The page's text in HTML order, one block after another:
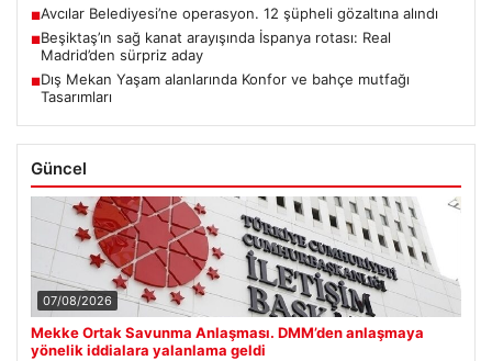
■Avcılar Belediyesi’ne operasyon. 12 şüpheli gözaltına alındı
■Beşiktaş’ın sağ kanat arayışında İspanya rotası: Real
Madrid’den sürpriz aday
■Dış Mekan Yaşam alanlarında Konfor ve bahçe mutfağı
Tasarımları
Güncel
07/08/2026
Mekke Ortak Savunma Anlaşması. DMM’den anlaşmaya
yönelik iddialara yalanlama geldi